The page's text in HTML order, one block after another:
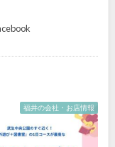
福井の会社・お店情報